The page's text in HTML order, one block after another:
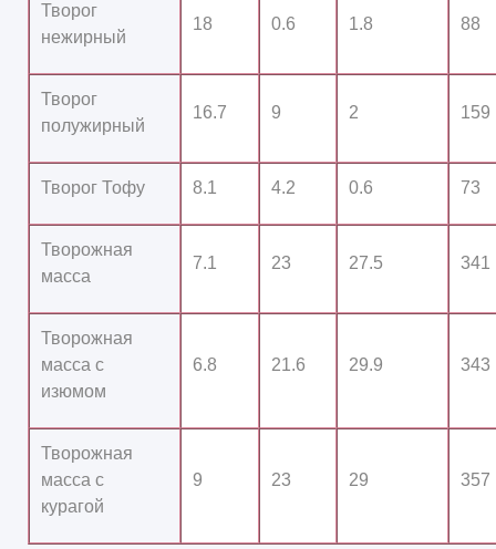
Творог
нежирный
18 0.6 1.8 88
Творог
полужирный
16.7 9 2 159
Творог Тофу 8.1 4.2 0.6 73
Творожная
масса
7.1 23 27.5 341
Творожная
масса с
изюмом
6.8 21.6 29.9 343
Творожная
масса с
курагой
9 23 29 357